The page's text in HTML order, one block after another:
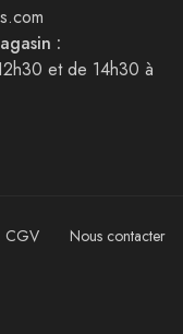
:
et de 14h30 à
CGV Nous contacter